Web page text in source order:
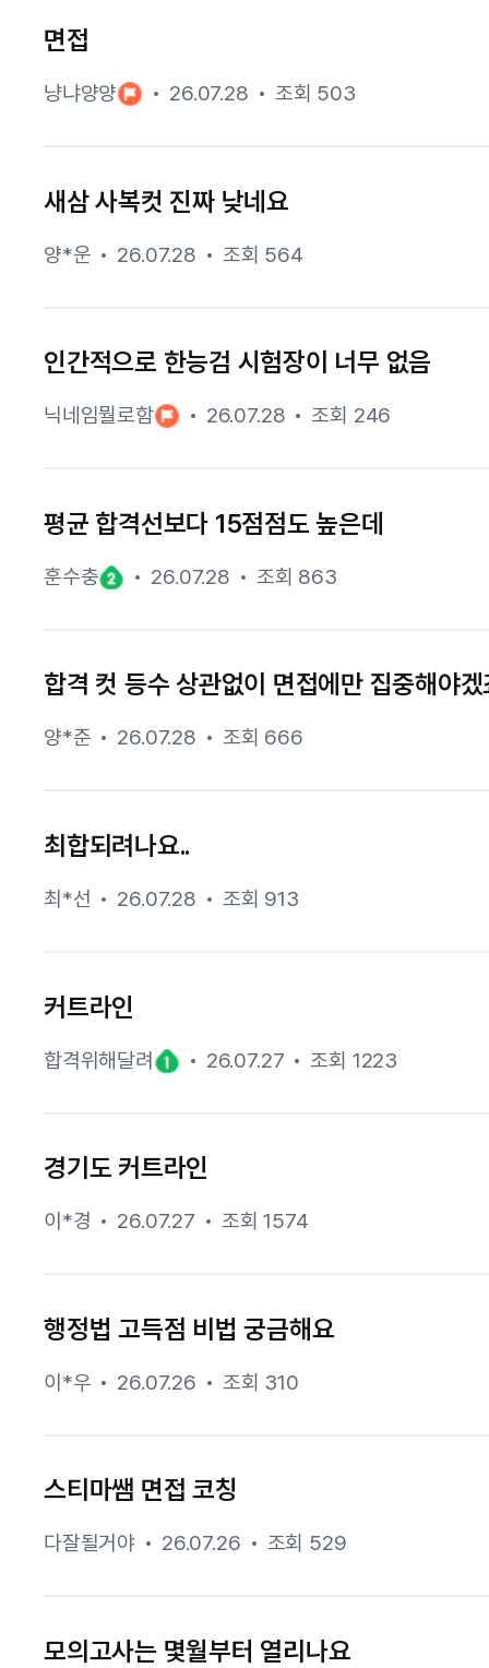
면접
냥냐양양 26.07.28 조회 503
새삼 사복컷 진짜 낮네요
양*운 26.07.28 조회 564
인간적으로 한능검 시험장이 너무 없음
닉네임뭘로함 26.07.28 조회 246
평균 합격선보다 15점점도 높은데
훈수충 26.07.28 조회 863
합격 컷 등수 상관없이 면접에만 집중해야겠
양*준 26.07.28 조회 666
최합되려나요..
최*선 26.07.28 조회 913
커트라인
합격위해달려 26.07.27 조회 1223
경기도 커트라인
이*경 26.07.27 조회 1574
행정법 고득점 비법 궁금해요
이*우 26.07.26 조회 310
스티마쌤 면접 코칭
다잘될거야 26.07.26 조회 529
모의고사는 몇월부터 열리나요